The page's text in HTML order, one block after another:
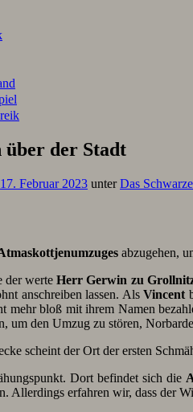
über der Stadt
17. Februar 2023 unterDas
abzugehen,
der werteHerr Gerwin zu
anschreiben lassen. AlsVincent
mehr bloß mit ihrem Namen
um den Umzug zu stören,
scheint der Ort der ersten
Dort befindet sich die
Allerdings erfahren wir, dass der